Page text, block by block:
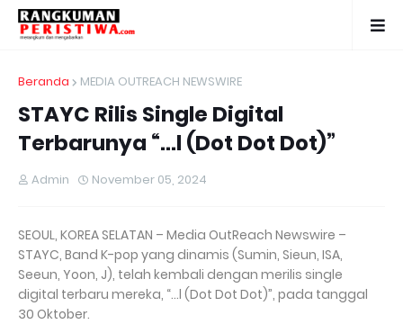
Beranda MEDIA OUTREACH NEWSWIRE
STAYC Rilis Single Digital
Terbarunya “…l (Dot Dot Dot)”
Admin November 05, 2024
SEOUL, KOREA SELATAN – Media OutReach Newswire –
STAYC, Band K-pop yang dinamis (Sumin, Sieun, ISA,
Seeun, Yoon, J), telah kembali dengan merilis single
digital terbaru mereka, “…l (Dot Dot Dot)”, pada tanggal
30 Oktober.